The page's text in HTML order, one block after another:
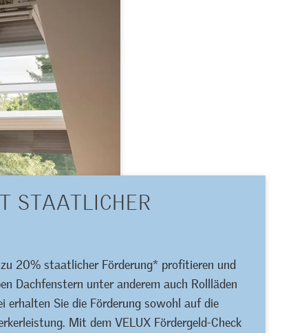
STAATLICHER
20% staatlicher Förderung* profitieren und
Dachfenstern unter anderem auch Rollläden
erhalten Sie die Förderung sowohl auf die
Mit dem VELUX Fördergeld-Check